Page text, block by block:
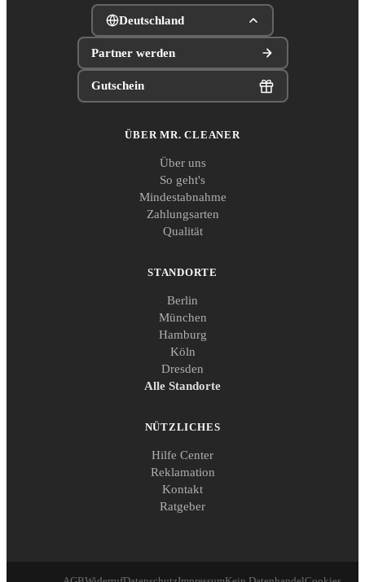
Deutschland
Partner werden
Gutschein
ÜBER MR. CLEANER
Über uns
So geht's
Mindestabnahme
Zahlungsarten
Qualität
STANDORTE
Berlin
München
Hamburg
Köln
Dresden
Alle Standorte
NÜTZLICHES
Hilfe Center
Reklamation
Kontakt
Ratgeber